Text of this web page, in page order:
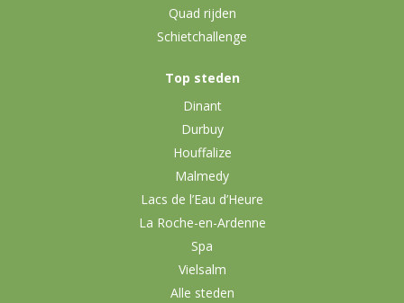
Quad rijden
Schietchallenge
Top steden
Dinant
Durbuy
Houffalize
Malmedy
Lacs de l’Eau d’Heure
La Roche-en-Ardenne
Spa
Vielsalm
Alle steden